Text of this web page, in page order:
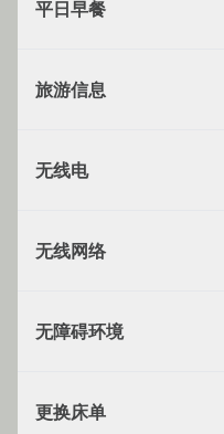
平日早餐
旅游信息
无线电
无线网络
无障碍环境
更换床单